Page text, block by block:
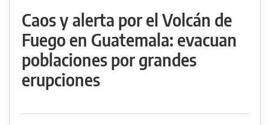
Caos y alerta por el Volcán de
Fuego en Guatemala: evacuan
poblaciones por grandes
erupciones